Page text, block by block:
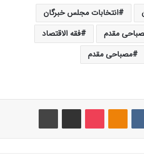
انتخابات مجلس خبرگان
مقدم
فقه الاقتصاد
مصباحی مقدم
پاکت اشتراک گذاری از طریق ایمیل